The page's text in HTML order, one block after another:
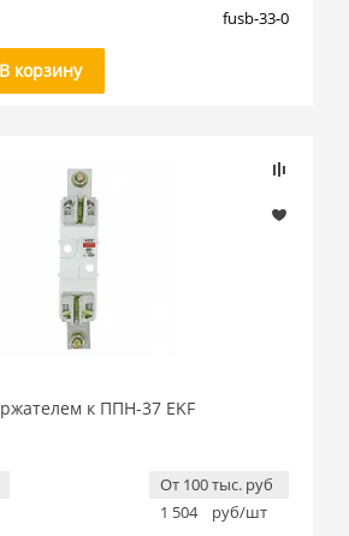
fusb-33-0
В корзину
к ППН-37 EKF
От 100 тыс. руб
1 504
руб/шт